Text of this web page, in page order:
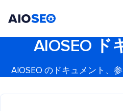
AIOSEO ド
AIOSEO のドキュメント、